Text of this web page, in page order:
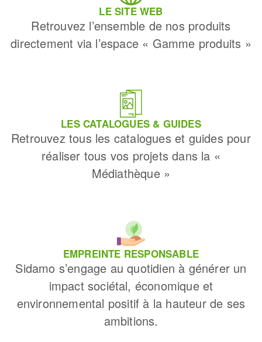
LE SITE WEB
Retrouvez l’ensemble de nos produits
directement via l’espace « Gamme produits »
LES CATALOGUES & GUIDES
Retrouvez tous les catalogues et guides pour
réaliser tous vos projets dans la «
Médiathèque »
EMPREINTE RESPONSABLE
Sidamo s’engage au quotidien à générer un
impact sociétal, économique et
environnemental positif à la hauteur de ses
ambitions.